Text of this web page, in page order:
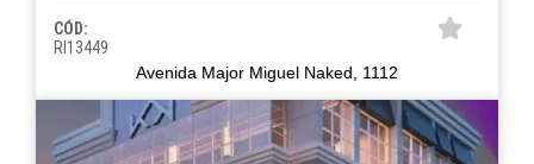
CÓD:
RI13449
Avenida Major Miguel Naked, 1112